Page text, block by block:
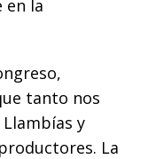
en la
tanto nos
y
La